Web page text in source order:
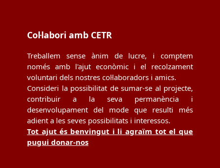
Col·labori amb CETR
Treballem sense ànim de lucre, i comptem
només amb l'ajut econòmic i el recolzament
voluntari dels nostres col·laboradors i amics.
Consideri la possibilitat de sumar-se al projecte,
contribuir a la seva permanència i
desenvolupament del mode que resulti més
adient a les seves possibilitats i interessos.
Tot ajut és benvingut i li agraïm tot el que
pugui donar-nos